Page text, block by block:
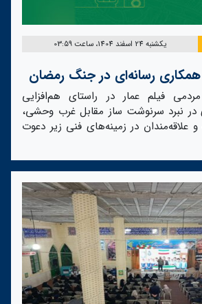
یکشنبه 24 اسفند 1404، ساعت 03:59
رسانه‌ای در جنگ رمضان
فیلم عمار در راستای هم‌افزایی
در نبرد سرنوشت ساز مقابل غرب وحشی،
علاقه‌مندان در زمینه‌های فنی زیر دعوت